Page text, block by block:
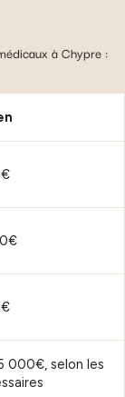
à Chypre :
000€, selon les